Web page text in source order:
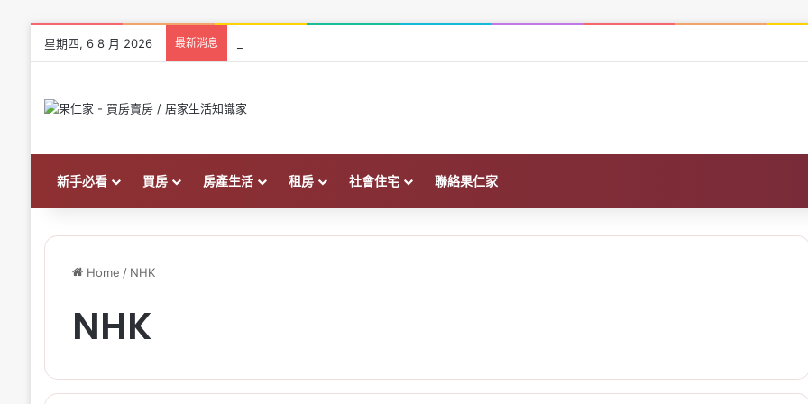
星期四, 6 8 月 2026 最新消息
新手必看 買房 房產生活 租房 社會住宅 聯絡果仁家
Home / NHK
NHK